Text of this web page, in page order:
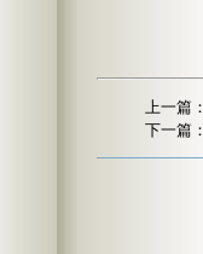
上一篇：
下一篇：